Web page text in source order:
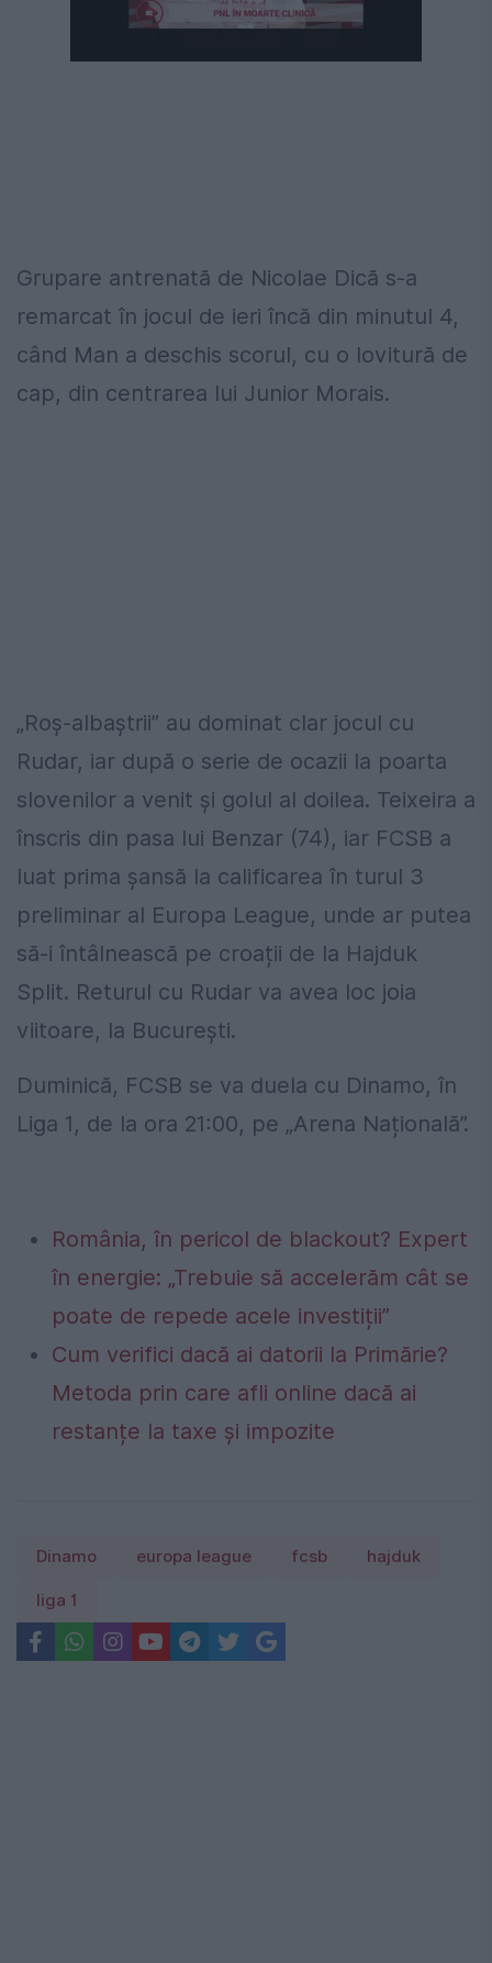
Grupare antrenată de Nicolae Dică s-a
remarcat în jocul de ieri încă din minutul 4,
când Man a deschis scorul, cu o lovitură de
cap, din centrarea lui Junior Morais.
„Roș-albaștrii” au dominat clar jocul cu
Rudar, iar după o serie de ocazii la poarta
slovenilor a venit și golul al doilea. Teixeira a
înscris din pasa lui Benzar (74), iar FCSB a
luat prima șansă la calificarea în turul 3
preliminar al Europa League, unde ar putea
să-i întâlnească pe croații de la Hajduk
Split. Returul cu Rudar va avea loc joia
viitoare, la București.
Duminică, FCSB se va duela cu Dinamo, în
Liga 1, de la ora 21:00, pe „Arena Națională”.
România, în pericol de blackout? Expert
în energie: „Trebuie să accelerăm cât se
poate de repede acele investiții”
Cum verifici dacă ai datorii la Primărie?
Metoda prin care afli online dacă ai
restanțe la taxe și impozite
Dinamo europa league fcsb hajduk
liga 1